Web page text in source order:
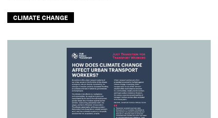
CLIMATE CHANGE